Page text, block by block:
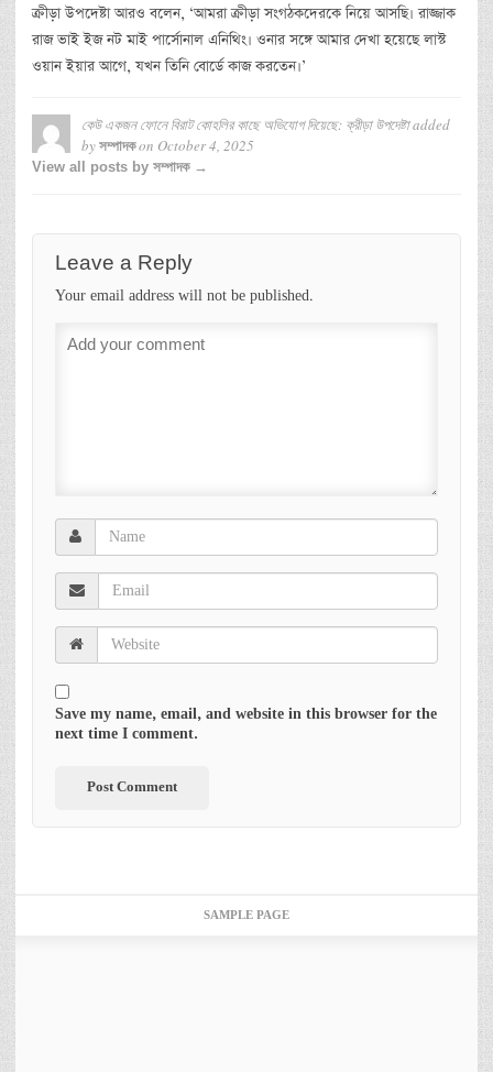
ক্রীড়া উপদেষ্টা আরও বলেন, ‘আমরা ক্রীড়া সংগঠকদেরকে নিয়ে আসছি। রাজ্জাক
রাজ ভাই ইজ নট মাই পার্সোনাল এনিথিং। ওনার সঙ্গে আমার দেখা হয়েছে লাস্ট
ওয়ান ইয়ার আগে, যখন তিনি বোর্ডে কাজ করতেন।’
কেউ একজন ফোনে বিরাট কোহলির কাছে অভিযোগ দিয়েছে: ক্রীড়া উপদেষ্টাadded
by সম্পাদকon October 4, 2025
View all posts by সম্পাদক →
Leave a Reply
Your email address will not be published.
Save my name, email, and website in this browser for the
next time I comment.
SAMPLE PAGE